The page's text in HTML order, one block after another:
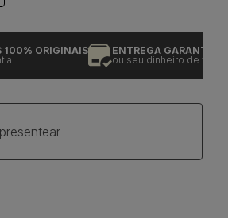
ORIGINAIS
ENTREGA GARANTIDA
ou seu dinheiro de volta